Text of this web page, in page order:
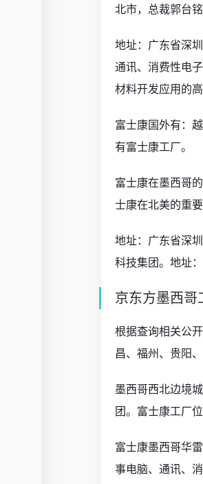
北市，总裁郭台
地址：广东省深
通讯、消费性电
材料开发应用的高
富士康国外有：
有富士康工厂。
富士康在墨西哥
士康在北美的重
地址：广东省深
科技集团。地址
京东方墨西哥
根据查询相关公
昌、福州、贵阳
墨西哥西北边境
团。富士康工厂
富士康墨西哥华
事电脑、通讯、